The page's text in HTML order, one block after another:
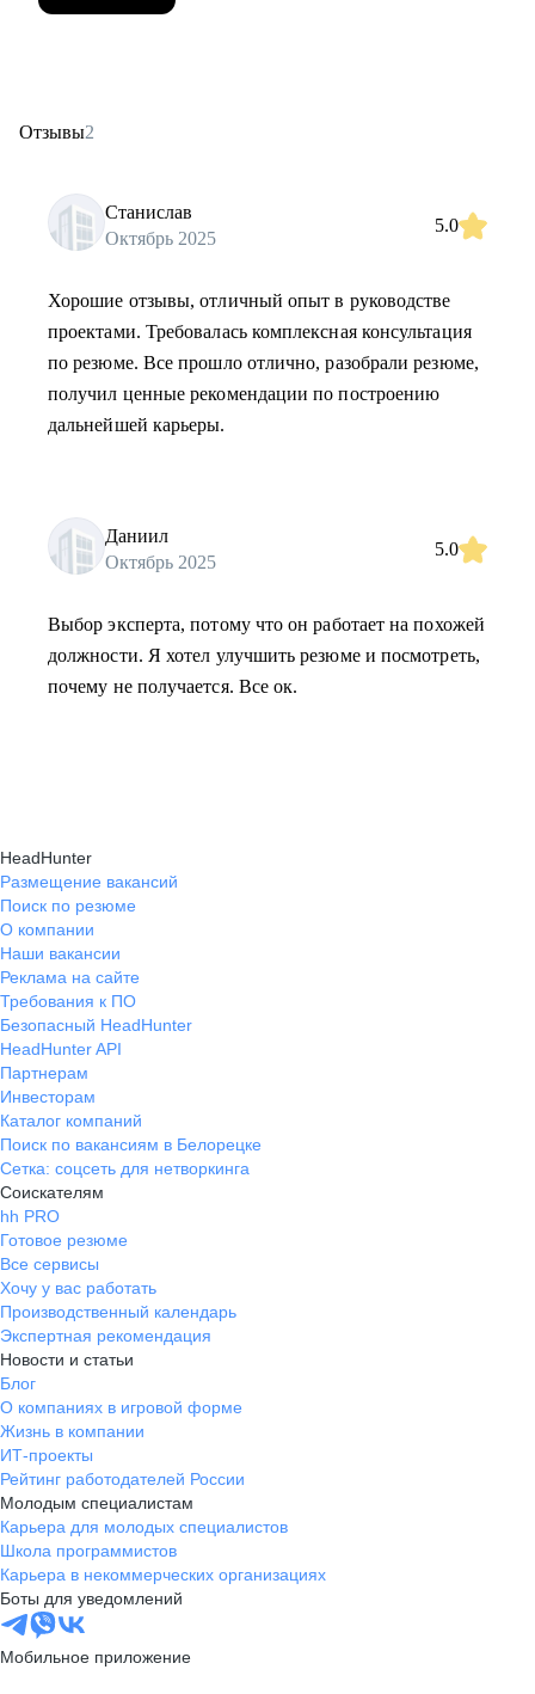
Отзывы2
Станислав
Октябрь 2025
5.0
Хорошие отзывы, отличный опыт в руководстве
проектами. Требовалась комплексная консультация
по резюме. Все прошло отлично, разобрали резюме,
получил ценные рекомендации по построению
дальнейшей карьеры.
Даниил
Октябрь 2025
5.0
Выбор эксперта, потому что он работает на похожей
должности. Я хотел улучшить резюме и посмотреть,
почему не получается. Все ок.
HeadHunter
Размещение вакансий
Поиск по резюме
О компании
Наши вакансии
Реклама на сайте
Требования к ПО
Безопасный HeadHunter
HeadHunter API
Партнерам
Инвесторам
Каталог компаний
Поиск по вакансиям в Белорецке
Сетка: соцсеть для нетворкинга
Соискателям
hh PRO
Готовое резюме
Все сервисы
Хочу у вас работать
Производственный календарь
Экспертная рекомендация
Новости и статьи
Блог
О компаниях в игровой форме
Жизнь в компании
ИТ-проекты
Рейтинг работодателей России
Молодым специалистам
Карьера для молодых специалистов
Школа программистов
Карьера в некоммерческих организациях
Боты для уведомлений
Мобильное приложение